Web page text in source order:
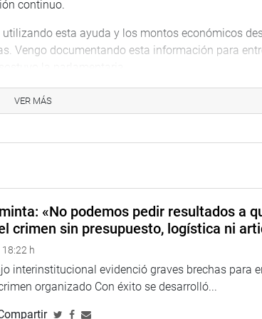
continuo.
esta ayuda y los montos económicos
Vengo documentando esta información para
tener un trabajo articulado con la
por el mal reparto de alimentos y no
en perjuicio de la población vulnerable»,
de soles de presupuesto que el Poder Ejecutivo
municipalidades.
la ministra de Inclusión Social, Dina Boluarte, a
evitar estas irregularidades», concluyó.
VER MÁS
«No podemos pedir resultados a
crimen sin presupuesto, logística ni
h
interinstitucional evidenció graves brechas para
organizado Con éxito se desarrolló...